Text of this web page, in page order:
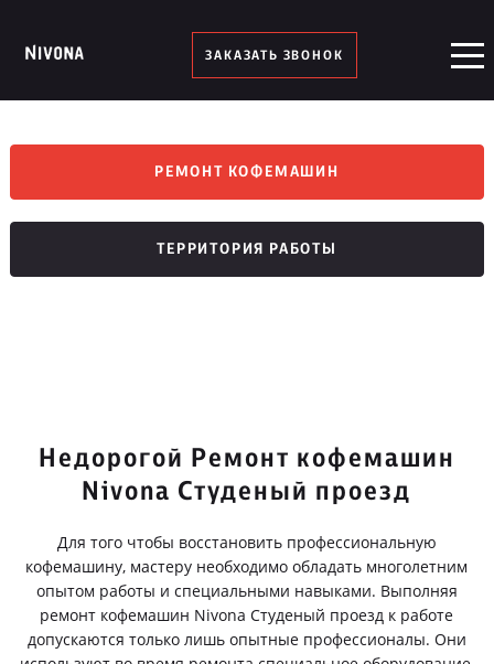
ЗАКАЗАТЬ ЗВОНОК
РЕМОНТ КОФЕМАШИН
ТЕРРИТОРИЯ РАБОТЫ
Недорогой Ремонт кофемашин
Nivona Студеный проезд
Для того чтобы восстановить профессиональную
кофемашину, мастеру необходимо обладать многолетним
опытом работы и специальными навыками. Выполняя
ремонт кофемашин Nivona Студеный проезд к работе
допускаются только лишь опытные профессионалы. Они